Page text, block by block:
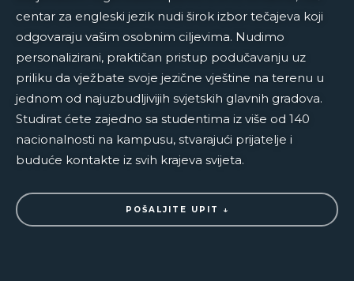
centar za engleski jezik nudi širok izbor tečajeva koji
odgovaraju vašim osobnim ciljevima. Nudimo
personalizirani, praktičan pristup podučavanju uz
priliku da vježbate svoje jezične vještine na terenu u
jednom od najuzbudljivijih svjetskih glavnih gradova.
Studirat ćete zajedno sa studentima iz više od 140
nacionalnosti na kampusu, stvarajući prijatelje i
buduće kontakte iz svih krajeva svijeta.
POŠALJITE UPIT ↓